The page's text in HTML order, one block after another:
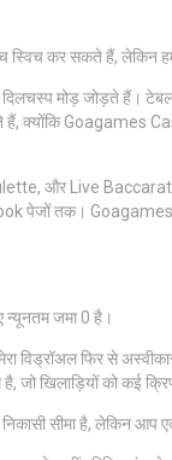
कर सकते हैं, लेकिन
दिलचस्प मोड़ जोड़ते
Goagames
और Live Baccarat
पेजों तक।
जमा 0 है।
फिर से
खिलाड़ियों को कई
सीमा है, लेकिन